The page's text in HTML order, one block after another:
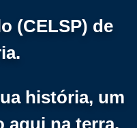
(CELSP) de
história, um
aqui na terra.